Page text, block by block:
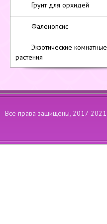
Грунт для орхидей
Фаленопсис
Экзотические комнатные
растения
Все права защищены, 2017-2021